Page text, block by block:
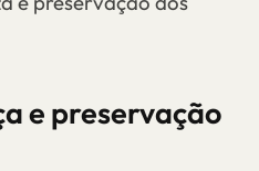
e preservação